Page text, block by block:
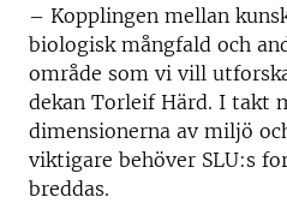
– Kopplingen mellan
biologisk mångfald och
område som vi vill
dekan Torleif Härd. I takt
dimensionerna av miljö
viktigare behöver SLU:s
breddas.